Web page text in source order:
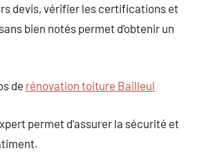
devis, vérifier les certifications et
bien notés permet d’obtenir un
de rénovation toiture Bailleul
permet d’assurer la sécurité et